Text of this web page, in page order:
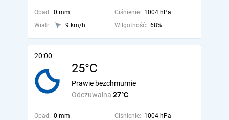
Opad: 0 mm Ciśnienie: 1004 hPa
Wiatr:
9 km/h Wilgotność: 68%
20:00
25°C
Odczuwalna 27°C
Prawie bezchmurnie
Opad: 0 mm Ciśnienie: 1004 hPa